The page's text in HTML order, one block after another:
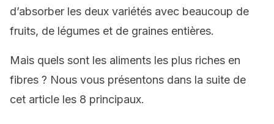
d’absorber les deux variétés avec beaucoup de
fruits, de légumes et de graines entières.
Mais quels sont les aliments les plus riches en
fibres ? Nous vous présentons dans la suite de
cet article les 8 principaux.